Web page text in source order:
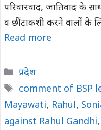
परिवारवाद, जातिवाद के
व छींटाकशी करने वालों के
Read more
Categories
प्रदेश
Tags
comment of BSP
Mayawati, Rahul,
against Rahul Gandhi,